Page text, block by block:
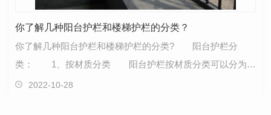
你了解几种阳台护栏和楼梯护栏的分类？
你了解几种阳台护栏和楼梯护栏的分类? 阳台护栏分
类： 1、按材质分类 阳台护栏按材质分类可以分为锌
钢阳台护栏、铝合金阳台护栏、不锈钢阳台护栏、铁艺…
2022-10-28